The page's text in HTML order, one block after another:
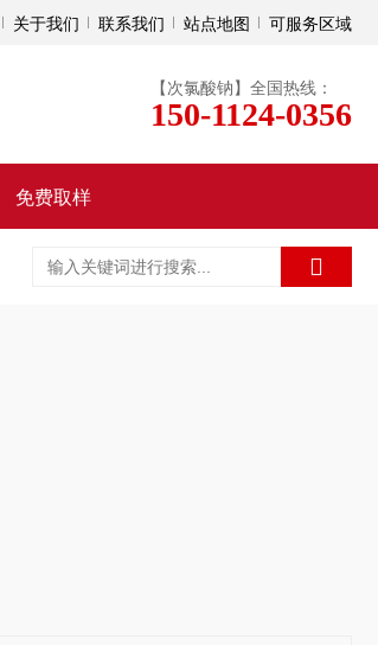
关于我们 联系我们 站点地图 可服务区域
【次氯酸钠】全国热线：
150-1124-0356
免费取样